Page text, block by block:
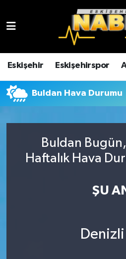
Eskişehir Eskişehirspor
Buldan Hava Durumu
Buldan Bugün,
Haftalık Hava
ŞU
Denizli
Çevre
Dünya
Ekonomi
Eskişehir
Eskişehir Hava Durumu
Eskişehir Trafik Yoğunluk
TFF 3.Lig 4.Grup Puan
Son Dakika Haberleri
Haber Arşivi